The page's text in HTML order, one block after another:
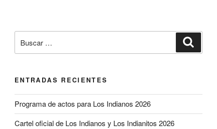
por:
ENTRADAS RECIENTES
Programa de actos para Los Indianos 2026
Cartel oficial de Los Indianos y Los Indianitos 2026